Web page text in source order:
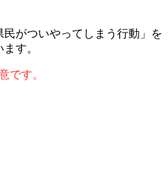
がついやってしまう行動」を
す。
です。